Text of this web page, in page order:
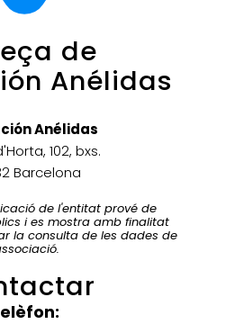
de
Anélidas
Anélidas
102, bxs.
Barcelona
de l'entitat prové de
i es mostra amb finalitat
la consulta de les dades de